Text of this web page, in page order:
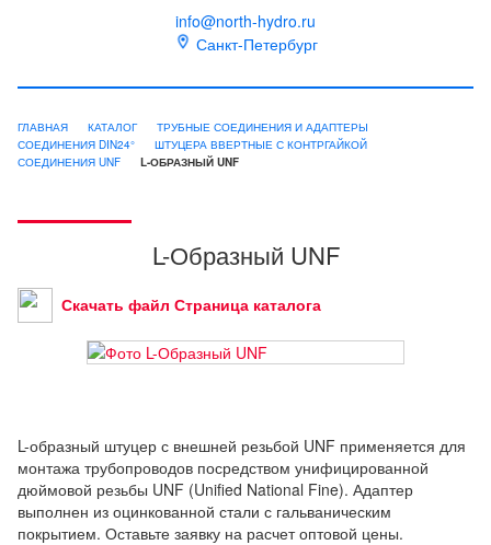
info@north-hydro.ru
Санкт-Петербург
ГЛАВНАЯ КАТАЛОГ
ТРУБНЫЕ СОЕДИНЕНИЯ И АДАПТЕРЫ
СОЕДИНЕНИЯ DIN24°
ШТУЦЕРА ВВЕРТНЫЕ С КОНТРГАЙКОЙ
СОЕДИНЕНИЯ UNF
L-ОБРАЗНЫЙ UNF
L-Образный UNF
Скачать файл Страница каталога
L-образный штуцер с внешней резьбой UNF применяется для
монтажа трубопроводов посредством унифицированной
дюймовой резьбы UNF (Unified National Fine). Адаптер
выполнен из оцинкованной стали с гальваническим
покрытием. Оставьте заявку на расчет оптовой цены.